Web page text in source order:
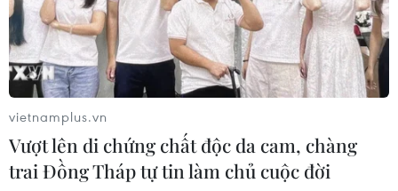
vietnamplus.vn
Vượt lên di chứng chất độc da cam, chàng
trai Đồng Tháp tự tin làm chủ cuộc đời